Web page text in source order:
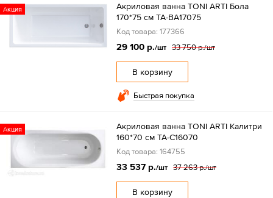
Акция
Акриловая ванна TONI ARTI Бола
170*75 см TA-BA17075
Код товара: 177366
29 100 р./шт 33 750 р./шт
В корзину
Быстрая покупка
Акция
Акриловая ванна TONI ARTI Калитри
160*70 см TA-C16070
Код товара: 164755
33 537 р./шт 37 263 р./шт
В корзину